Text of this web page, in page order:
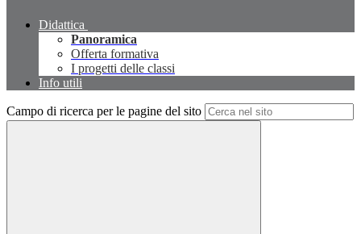
Didattica
Panoramica
Offerta formativa
I progetti delle classi
Info utili
Campo di ricerca per le pagine del sito